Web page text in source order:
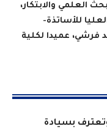
العلمي والابتكار،
للأساتذة-
فرشي، عميدا لكلية
بسيادة